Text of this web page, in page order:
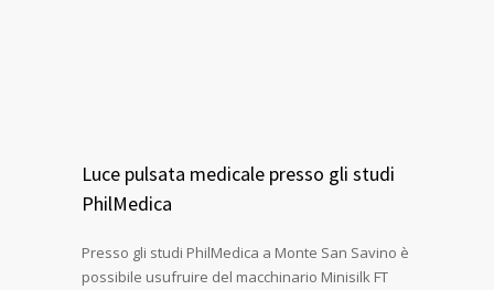
Luce pulsata medicale presso gli studi
PhilMedica
Presso gli studi PhilMedica a Monte San Savino è
possibile usufruire del macchinario Minisilk FT